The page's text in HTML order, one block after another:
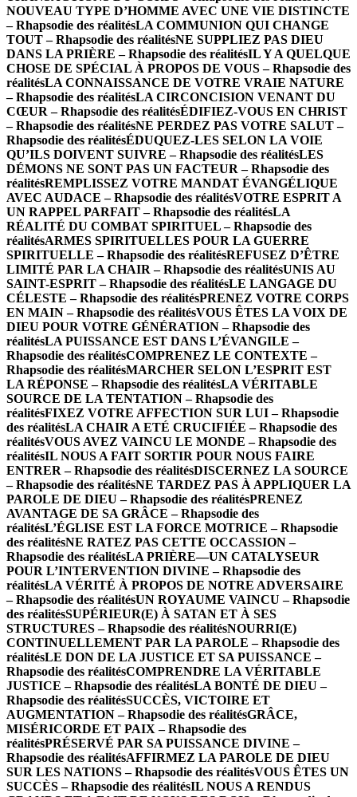
NOUVEAU TYPE D’HOMME AVEC UNE VIE DISTINCTE
– Rhapsodie des réalitésLA COMMUNION QUI CHANGE
TOUT – Rhapsodie des réalitésNE SUPPLIEZ PAS DIEU
DANS LA PRIÈRE – Rhapsodie des réalitésIL Y A QUELQUE
CHOSE DE SPÉCIAL À PROPOS DE VOUS – Rhapsodie des
réalitésLA CONNAISSANCE DE VOTRE VRAIE NATURE
– Rhapsodie des réalitésLA CIRCONCISION VENANT DU
CŒUR – Rhapsodie des réalitésÉDIFIEZ-VOUS EN CHRIST
– Rhapsodie des réalitésNE PERDEZ PAS VOTRE SALUT –
Rhapsodie des réalitésÉDUQUEZ-LES SELON LA VOIE
QU’ILS DOIVENT SUIVRE – Rhapsodie des réalitésLES
DÉMONS NE SONT PAS UN FACTEUR – Rhapsodie des
réalitésREMPLISSEZ VOTRE MANDAT ÉVANGÉLIQUE
AVEC AUDACE – Rhapsodie des réalitésVOTRE ESPRIT A
UN RAPPEL PARFAIT – Rhapsodie des réalitésLA
RÉALITÉ DU COMBAT SPIRITUEL – Rhapsodie des
réalitésARMES SPIRITUELLES POUR LA GUERRE
SPIRITUELLE – Rhapsodie des réalitésREFUSEZ D’ÊTRE
LIMITÉ PAR LA CHAIR – Rhapsodie des réalitésUNIS AU
SAINT-ESPRIT – Rhapsodie des réalitésLE LANGAGE DU
CÉLESTE – Rhapsodie des réalitésPRENEZ VOTRE CORPS
EN MAIN – Rhapsodie des réalitésVOUS ÊTES LA VOIX DE
DIEU POUR VOTRE GÉNÉRATION – Rhapsodie des
réalitésLA PUISSANCE EST DANS L’ÉVANGILE –
Rhapsodie des réalitésCOMPRENEZ LE CONTEXTE –
Rhapsodie des réalitésMARCHER SELON L’ESPRIT EST
LA RÉPONSE – Rhapsodie des réalitésLA VÉRITABLE
SOURCE DE LA TENTATION – Rhapsodie des
réalitésFIXEZ VOTRE AFFECTION SUR LUI – Rhapsodie
des réalitésLA CHAIR A ETÉ CRUCIFIÉE – Rhapsodie des
réalitésVOUS AVEZ VAINCU LE MONDE – Rhapsodie des
réalitésIL NOUS A FAIT SORTIR POUR NOUS FAIRE
ENTRER – Rhapsodie des réalitésDISCERNEZ LA SOURCE
– Rhapsodie des réalitésNE TARDEZ PAS À APPLIQUER LA
PAROLE DE DIEU – Rhapsodie des réalitésPRENEZ
AVANTAGE DE SA GRÂCE – Rhapsodie des
réalitésL’ÉGLISE EST LA FORCE MOTRICE – Rhapsodie
des réalitésNE RATEZ PAS CETTE OCCASSION –
Rhapsodie des réalitésLA PRIÈRE—UN CATALYSEUR
POUR L’INTERVENTION DIVINE – Rhapsodie des
réalitésLA VÉRITÉ À PROPOS DE NOTRE ADVERSAIRE
– Rhapsodie des réalitésUN ROYAUME VAINCU – Rhapsodie
des réalitésSUPÉRIEUR(E) À SATAN ET À SES
STRUCTURES – Rhapsodie des réalitésNOURRI(E)
CONTINUELLEMENT PAR LA PAROLE – Rhapsodie des
réalitésLE DON DE LA JUSTICE ET SA PUISSANCE –
Rhapsodie des réalitésCOMPRENDRE LA VÉRITABLE
JUSTICE – Rhapsodie des réalitésLA BONTÉ DE DIEU –
Rhapsodie des réalitésSUCCÈS, VICTOIRE ET
AUGMENTATION – Rhapsodie des réalitésGRÂCE,
MISÉRICORDE ET PAIX – Rhapsodie des
réalitésPRÉSERVÉ PAR SA PUISSANCE DIVINE –
Rhapsodie des réalitésAFFIRMEZ LA PAROLE DE DIEU
SUR LES NATIONS – Rhapsodie des réalitésVOUS ÊTES UN
SUCCÈS – Rhapsodie des réalitésIL NOUS A RENDUS